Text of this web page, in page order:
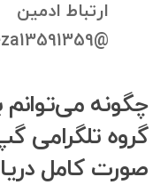
ارتباط ادمین
@reza13591359
چگونه می‌توانم
گروه تلگرامی
صورت کامل